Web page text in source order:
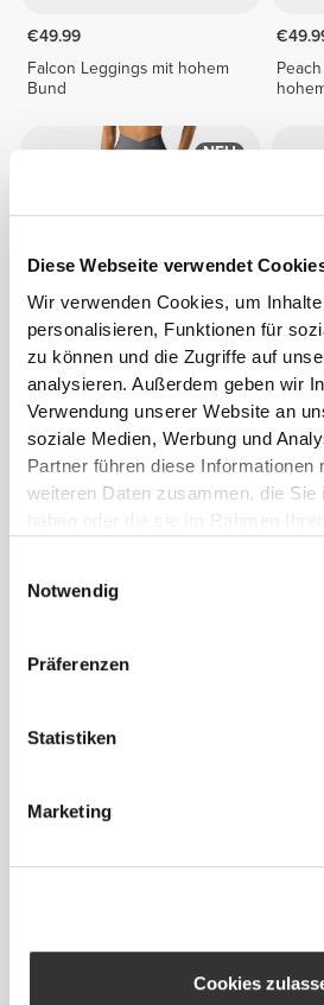
Diese Webseite verwendet
Wir verwenden Cookies, um
personalisieren, Funktionen für
zu können und die Zugriffe auf
analysieren. Außerdem geben wir
Verwendung unserer Website an
soziale Medien, Werbung und
Partner führen diese Informationen
weiteren Daten zusammen, die Sie
Notwendig
Präferenzen
Statistiken
Marketing
Cookies
€49.99
Falcon Leggings mit hohem
Bund
NEU
€39.99
Essence High-Waist Flared
Pants
Bund
€23.99 €39.99